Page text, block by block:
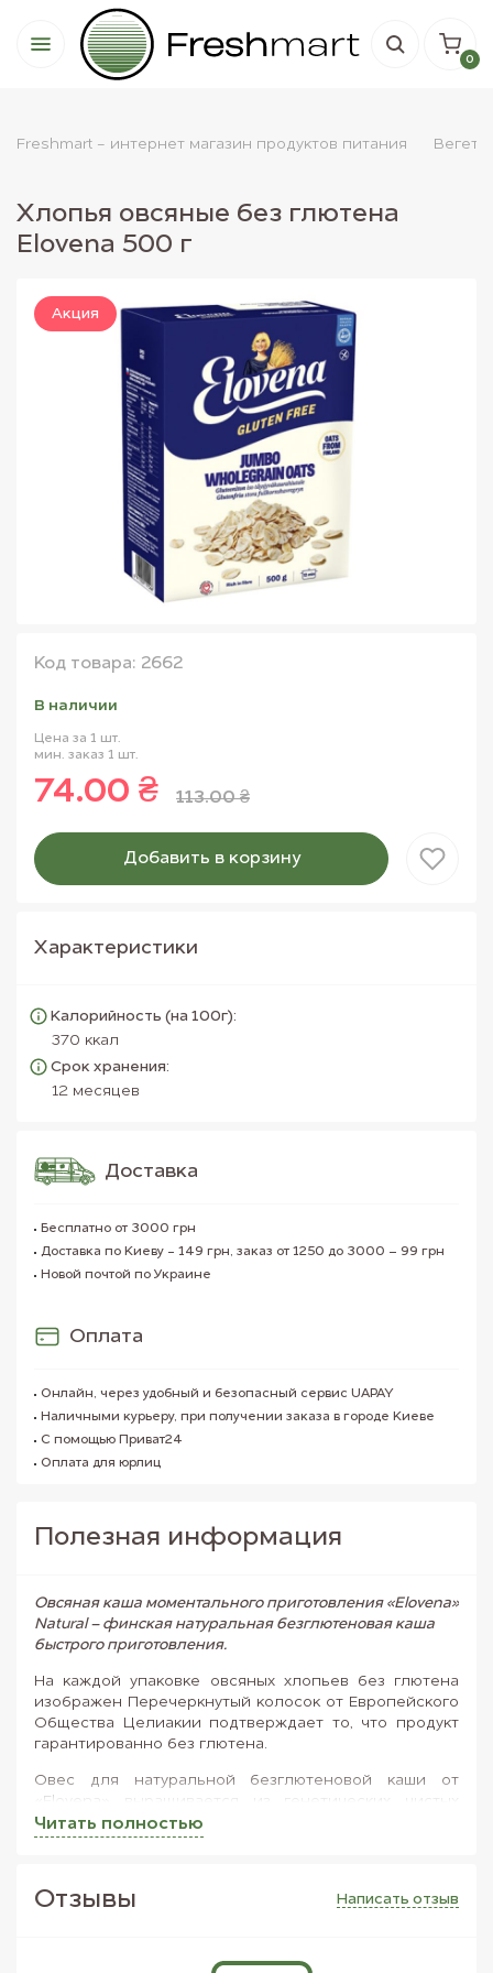
0
Freshmart - интернет магазин продуктов питания
Хлопья овсяные без глютена
Elovena 500 г
Акция
Код товара: 2662
В наличии
Цена за 1 шт.
мин. заказ 1 шт.
113.00 ₴
74.00 ₴
Добавить в корзину
Товар добавлен в корзину
Характеристики
Калорийность (на 100г):
370 ккал
Срок хранения:
12 месяцев
Доставка
Бесплатно от 3000 грн
Доставка по Киеву - 149 грн, заказ от 1250 до 3000 – 99 грн
Новой почтой по Украине
Оплата
Онлайн, через удобный и безопасный сервис UAPAY
Наличными курьеру, при получении заказа в городе Киеве
С помощью Приват24
Оплата для юрлиц
Полезная информация
Читать полностью
Овсяная каша моментального приготовления «Elovena»
Natural – финская натуральная безглютеновая каша
быстрого приготовления.
На каждой упаковке овсяных хлопьев без глютена
изображен Перечеркнутый колосок от Европейского
Общества Целиакии подтверждает то, что продукт
гарантированно без глютена.
Овес для натуральной безглютеновой каши от
«Elovena» выращивается из генетических чистых
семян. Во время роста овес находятся под
постоянным контролем. Вблизи полей, на которых
содержащих глютен культур. На заводы по обработке
Из-за отсутствия глютена не отягощает
Отзывы Написать отзыв